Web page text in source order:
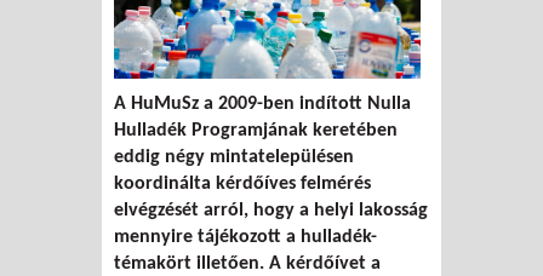
A HuMuSz a 2009-ben indított Nulla
Hulladék Programjának keretében
eddig négy mintatelepülésen
koordinálta kérdőíves felmérés
elvégzését arról, hogy a helyi lakosság
mennyire tájékozott a hulladék-
témakört illetően. A kérdőívet a